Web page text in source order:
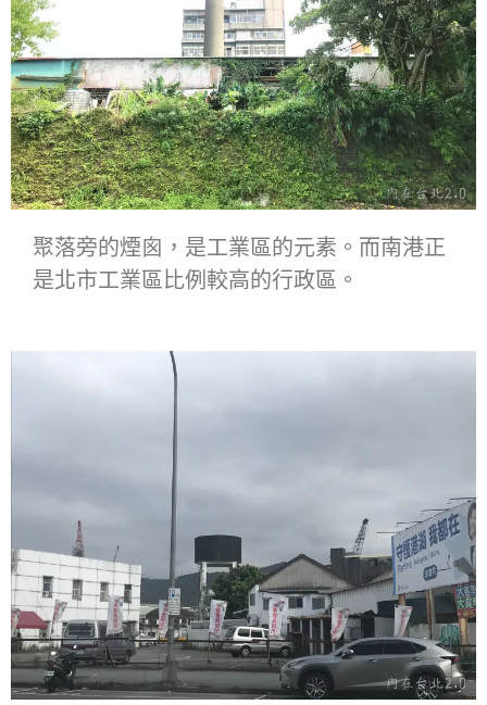
聚落旁的煙囪，是工業區的元素。而南港正
是北市工業區比例較高的行政區。